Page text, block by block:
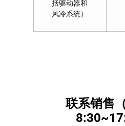
括驱动器和
风冷系统）
联系销售